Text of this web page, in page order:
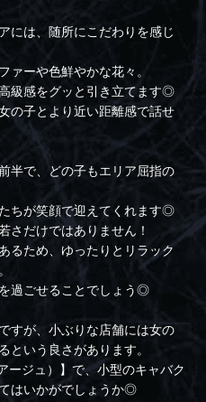
には、随所にこだわりを感じ
ァーや色鮮やかな花々。
級感をグッと引き立てます◎
の子とより近い距離感で話せ
半で、どの子もエリア屈指の
ちが笑顔で迎えてくれます◎
さだけではありません！
るため、ゆったりとリラック
過ごせることでしょう◎
すが、小ぶりな店舗には女の
という良さがあります。
ージュ）】で、小型のキャバク
はいかがでしょうか◎